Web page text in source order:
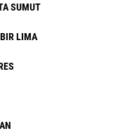
SUMUT
LIMA